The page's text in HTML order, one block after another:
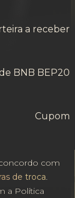
a receber
BNB BEP20
Cupom
com
de troca.
a Política